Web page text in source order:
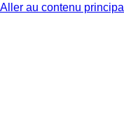
Aller au contenu principal